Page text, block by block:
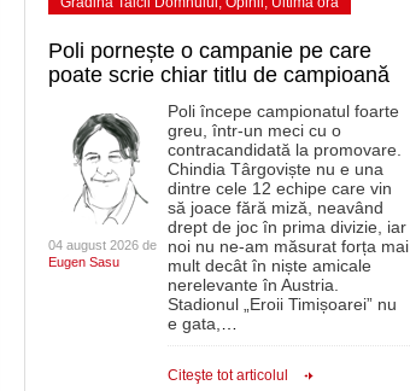
Poli pornește o campanie pe care
poate scrie chiar titlu de campioană
04 august 2026 de
Eugen Sasu
Poli începe campionatul foarte
greu, într-un meci cu o
contracandidată la promovare.
Chindia Târgoviște nu e una
dintre cele 12 echipe care vin
să joace fără miză, neavând
drept de joc în prima divizie, iar
noi nu ne-am măsurat forța mai
mult decât în niște amicale
nerelevante în Austria.
Stadionul „Eroii Timișoarei” nu
e gata,
Citeşte tot articolul